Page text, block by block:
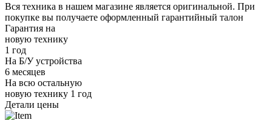
Вся техника в нашем магазине является оригинальной. При
покупке вы получаете оформленный гарантийный талон
Гарантия на
новую технику
1 год
На Б/У устройства
6 месяцев
На всю остальную
новую технику 1 год
Детали цены